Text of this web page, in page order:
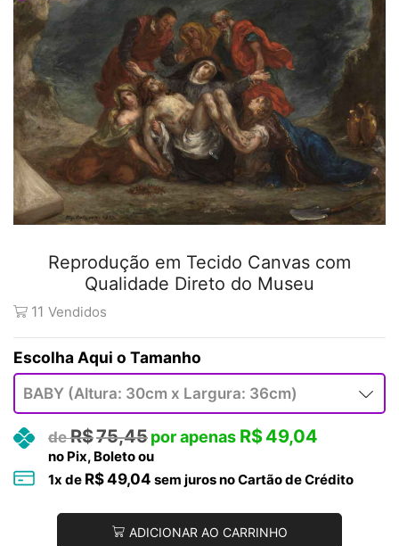
Reprodução em Tecido Canvas com
Qualidade Direto do Museu
11 Vendidos
Tamanho
R$75,45 R$49,04
no Pix, Boleto ou
1x de R$49,04 sem juros no Cartão de Crédito
ADICIONAR AO CARRINHO